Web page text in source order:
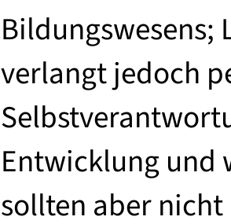
verlangt jedoch
Entwicklung und
sollten aber